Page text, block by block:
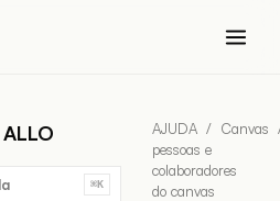
⌘K
AJUDA / Canvas
pessoas e
colaboradores
do canvas